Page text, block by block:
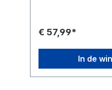
€ 57,99*
In de